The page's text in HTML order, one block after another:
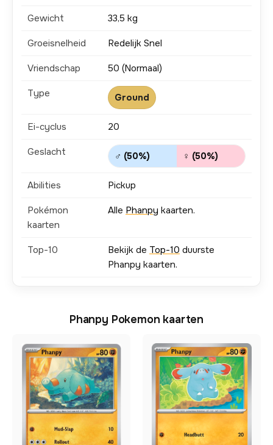
Gewicht 33,5 kg
Groeisnelheid Redelijk Snel
Vriendschap 50 (Normaal)
Type Ground
Ei-cyclus 20
Geslacht ♂ (50%) ♀ (50%)
Abilities Pickup
Pokémon
kaarten
Alle Phanpy kaarten.
Top-10 Bekijk de Top-10 duurste
Phanpy kaarten.
Phanpy Pokemon kaarten